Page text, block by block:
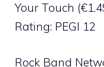
Your Touch
Rating: PEGI 12
Rock Band